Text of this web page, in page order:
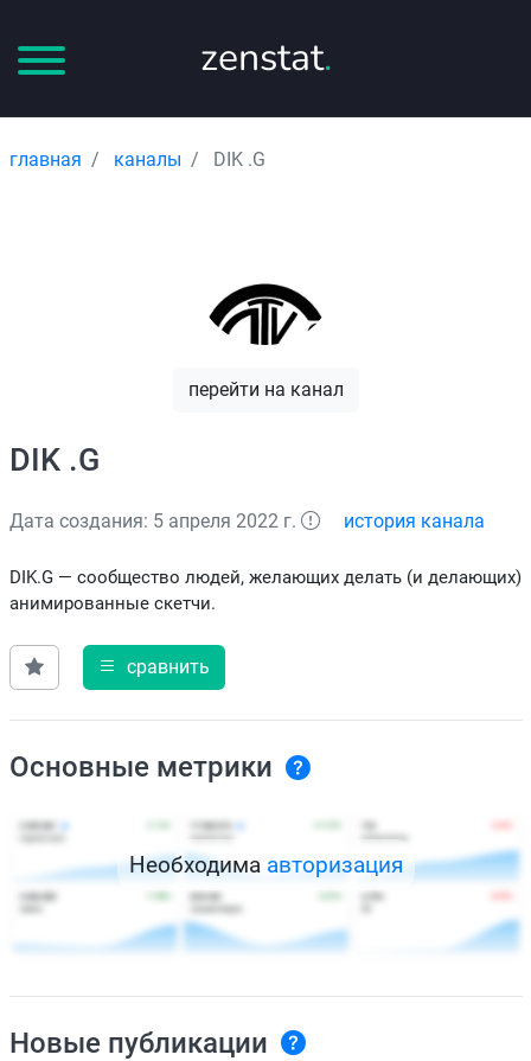
zenstat.
главная каналы DIK .G
перейти на канал
DIK .G
Дата создания: 5 апреля 2022 г. история канала
DIK.G — сообщество людей, желающих делать (и делающих)
анимированные скетчи.
сравнить
Основные метрики
Необходима авторизация
Новые публикации